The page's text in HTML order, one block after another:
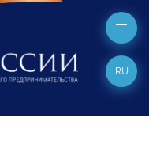
RU